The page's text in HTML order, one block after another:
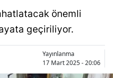
önemli
geçiriliyor.
Yayınlanma
17 Mart 2025 - 20:06